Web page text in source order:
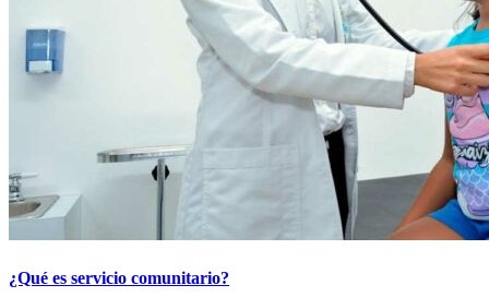
¿Qué es servicio comunitario?